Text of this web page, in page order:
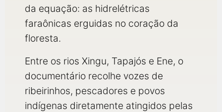
da equação: as hidrelétricas
faraônicas erguidas no coração da
floresta.
Entre os rios Xingu, Tapajós e Ene, o
documentário recolhe vozes de
ribeirinhos, pescadores e povos
indígenas diretamente atingidos pelas